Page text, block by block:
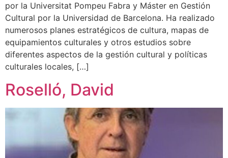
por la Universitat Pompeu Fabra y Máster en Gestión
Cultural por la Universidad de Barcelona. Ha realizado
numerosos planes estratégicos de cultura, mapas de
equipamientos culturales y otros estudios sobre
diferentes aspectos de la gestión cultural y políticas
culturales locales, […]
Roselló, David